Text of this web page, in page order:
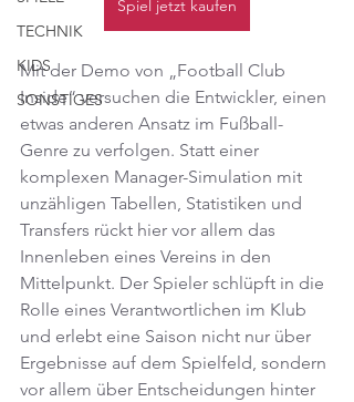
TECHNIK
KIDS
SONSTIGES
Spiel jetzt kaufen
Mit der Demo von „Football Club
Inside“ versuchen die Entwickler, einen
etwas anderen Ansatz im Fußball-
Genre zu verfolgen. Statt einer
komplexen Manager-Simulation mit
unzähligen Tabellen, Statistiken und
Transfers rückt hier vor allem das
Innenleben eines Vereins in den
Mittelpunkt. Der Spieler schlüpft in die
Rolle eines Verantwortlichen im Klub
und erlebt eine Saison nicht nur über
Ergebnisse auf dem Spielfeld, sondern
vor allem über Entscheidungen hinter